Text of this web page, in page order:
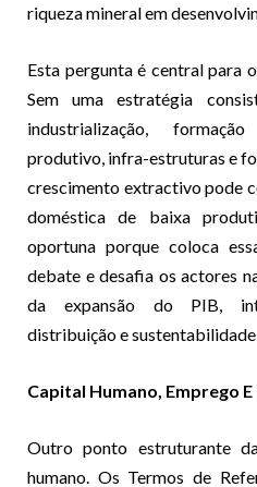
riqueza mineral em
Esta pergunta é central para
Sem uma estratégia
industrialização,
produtivo, infra-estruturas e
crescimento extractivo pode
doméstica de baixa
oportuna porque coloca
debate e desafia os actores
da expansão do PIB,
distribuição e
Capital Humano, Emprego
Outro ponto estruturante
humano. Os Termos de